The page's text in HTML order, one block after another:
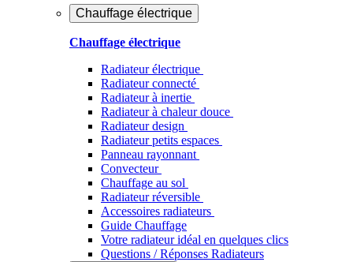
Chauffage électrique
Chauffage électrique
Radiateur électrique
Radiateur connecté
Radiateur à inertie
Radiateur à chaleur douce
Radiateur design
Radiateur petits espaces
Panneau rayonnant
Convecteur
Chauffage au sol
Radiateur réversible
Accessoires radiateurs
Guide Chauffage
Votre radiateur idéal en quelques clics
Questions / Réponses Radiateurs